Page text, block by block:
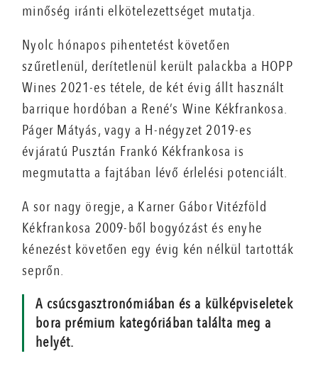
minőség iránti elkötelezettséget mutatja.
Nyolc hónapos pihentetést követően
szűretlenül, derítetlenül került palackba a HOPP
Wines 2021-es tétele, de két évig állt használt
barrique hordóban a René’s Wine Kékfrankosa.
Páger Mátyás, vagy a H-négyzet 2019-es
évjáratú Pusztán Frankó Kékfrankosa is
megmutatta a fajtában lévő érlelési potenciált.
A sor nagy öregje, a Karner Gábor Vitézföld
Kékfrankosa 2009-ből bogyózást és enyhe
kénezést követően egy évig kén nélkül tartották
seprőn.
A csúcsgasztronómiában és a külképviseletek
bora prémium kategóriában találta meg a
helyét.